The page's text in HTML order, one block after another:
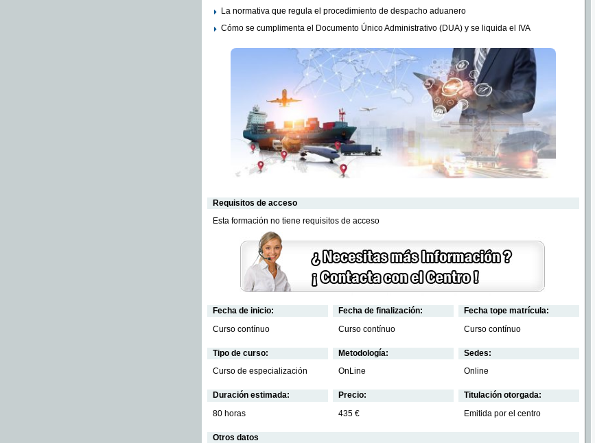
La normativa que regula el procedimiento de despacho aduanero
Cómo se cumplimenta el Documento Único Administrativo (DUA) y se liquida el IVA
Requisitos de acceso
Esta formación no tiene requisitos de acceso
Fecha de inicio:
Curso contínuo
Fecha de finalización:
Curso contínuo
Fecha tope matrícula:
Curso contínuo
Tipo de curso:
Curso de especialización
Metodología:
OnLine
Sedes:
Online
Duración estimada:
80 horas
Precio:
435 €
Titulación otorgada:
Emitida por el centro
Otros datos